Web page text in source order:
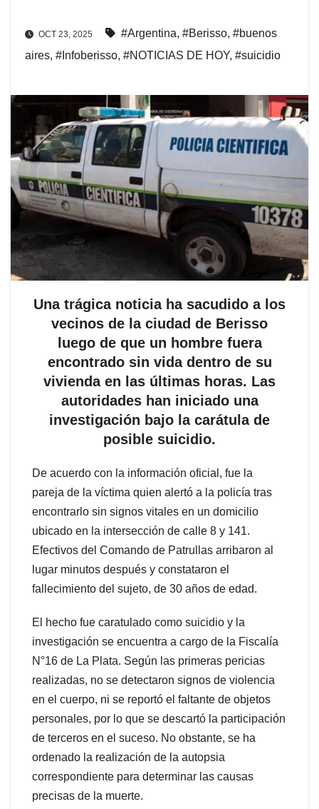
OCT 23, 2025 #Argentina, #Berisso, #buenos
aires, #Infoberisso, #NOTICIAS DE HOY, #suicidio
Una trágica noticia ha sacudido a los
vecinos de la ciudad de Berisso
luego de que un hombre fuera
encontrado sin vida dentro de su
vivienda en las últimas horas. Las
autoridades han iniciado una
investigación bajo la carátula de
posible suicidio.
De acuerdo con la información oficial, fue la
pareja de la víctima quien alertó a la policía tras
encontrarlo sin signos vitales en un domicilio
ubicado en la intersección de calle 8 y 141.
Efectivos del Comando de Patrullas arribaron al
lugar minutos después y constataron el
fallecimiento del sujeto, de 30 años de edad.
El hecho fue caratulado como suicidio y la
investigación se encuentra a cargo de la Fiscalía
N°16 de La Plata. Según las primeras pericias
realizadas, no se detectaron signos de violencia
en el cuerpo, ni se reportó el faltante de objetos
personales, por lo que se descartó la participación
de terceros en el suceso. No obstante, se ha
ordenado la realización de la autopsia
correspondiente para determinar las causas
precisas de la muerte.